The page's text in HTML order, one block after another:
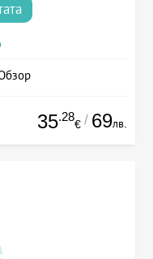
35.28
€ / 69лв.